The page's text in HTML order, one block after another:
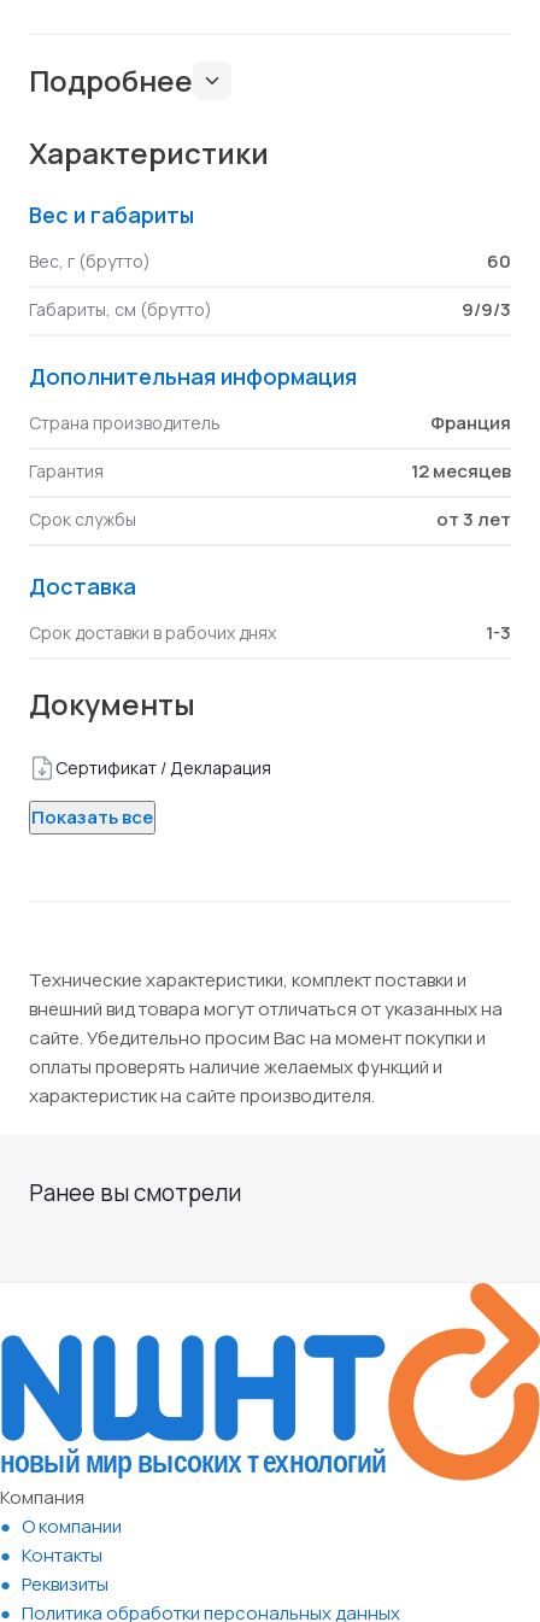
Подробнее
Характеристики
Вес и габариты
Вес, г (брутто) 60
Габариты, см (брутто) 9/9/3
Дополнительная информация
Страна производитель Франция
Гарантия 12 месяцев
Срок службы от 3 лет
Доставка
Срок доставки в рабочих днях 1-3
Документы
Сертификат / Декларация
Показать все
Технические характеристики, комплект поставки и
внешний вид товара могут отличаться от указанных на
сайте. Убедительно просим Вас на момент покупки и
оплаты проверять наличие желаемых функций и
характеристик на сайте производителя.
Ранее вы смотрели
Компания
О компании
Контакты
Реквизиты
Политика обработки персональных данных